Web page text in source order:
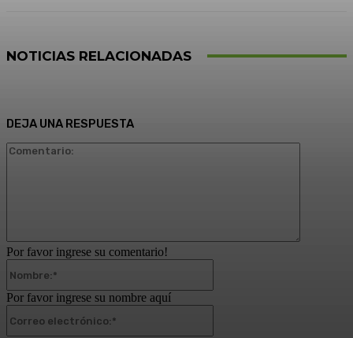
NOTICIAS RELACIONADAS
DEJA UNA RESPUESTA
Por favor ingrese su comentario!
Por favor ingrese su nombre aquí